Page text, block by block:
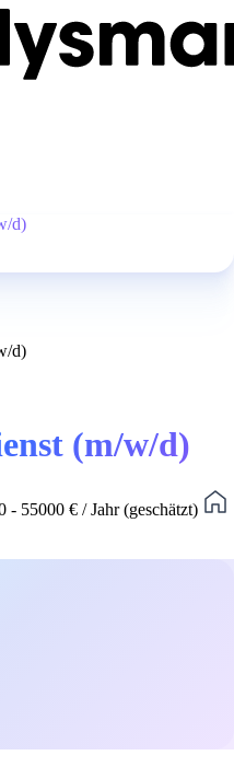
d)
d)
(m/w/d)
- 55000 € / Jahr (geschätzt)